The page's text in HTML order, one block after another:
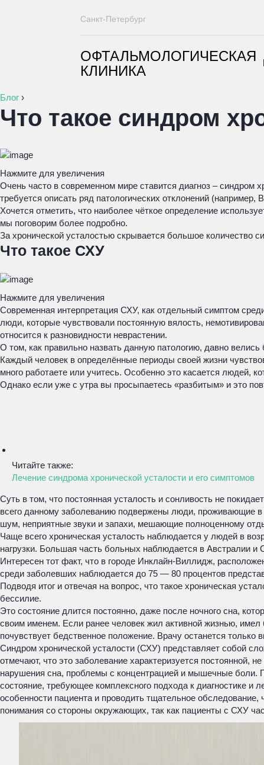
ОФТАЛЬМОЛОГИЧЕСКАЯ
КЛИНИКА
Санкт-Петербург
Блог ›
Что такое синдром
Нажмите для увеличения
Очень часто в современном мире ставится диагноз – синдром
требуется описать ряд патологических отклонений
Хочется отметить, что наиболее чёткое определение
мы поговорим более подробно.
За хронической усталостью скрывается большое
Что такое СХУ
Нажмите для увеличения
Современная интерпретация СХУ, как отдельный симптом
люди, которые чувствовали постоянную вялость,
относится к разновидности неврастении.
О том, как правильно назвать данную патологию, давно
Каждый человек в определённые периоды своей жизни
много работаете или учитесь. Особенно это касается людей,
Однако если уже с утра вы просыпаетесь «разбитым» и это
Читайте также:
Лечение синдрома хронической усталости и его симптомов
Суть в том, что постоянная усталость и сонливость не
всего данному заболеванию подвержены люди, проживающие в
шум, неприятные звуки и запахи, мешающие полноценному
Чаще всего хроническая усталость наблюдается у людей в
нагрузки. Большая часть больных наблюдается в Австралии
Интересен тот факт, что в городе Инклайн-Виллидж,
среди заболевших наблюдается до 75 — 80 процентов
Подводя итог и отвечая на вопрос, что такое хроническая
бессилие.
Это состояние длится постоянно, даже после ночного сна,
своим именем. Если ранее человек жил активной жизнью,
почувствует бедственное положение. Врачу останется
Синдром хронической усталости (СХУ) представляет собой
отмечают, что это заболевание характеризуется постоянной,
нарушения сна, проблемы с концентрацией и мышечные боли.
состояние, требующее комплексного подхода к диагностике
особенности пациента и проводить тщательное
понимания со стороны окружающих, так как пациенты с СХУ